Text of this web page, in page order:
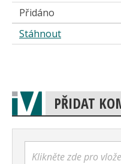
Přidáno
Stáhnout
PŘIDAT
Klikněte zde pro